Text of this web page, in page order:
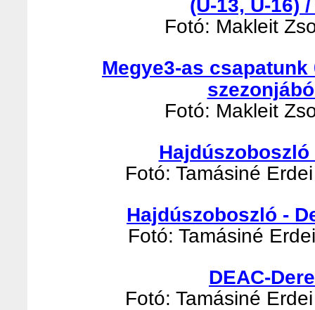
(U-13, U-16)
Fotó: Makleit
Megye3-as
Fotó: Makleit
Fotó: Tamásiné
Hajdúszoboszló -
Fotó: Tamásiné
DEAC-
Fotó: Tamásiné